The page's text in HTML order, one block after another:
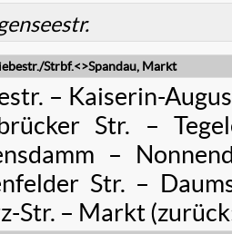
Strbf.<>Spandau, Markt
– Kaiserin-
Str. –
–
Str. –
Str. – Markt